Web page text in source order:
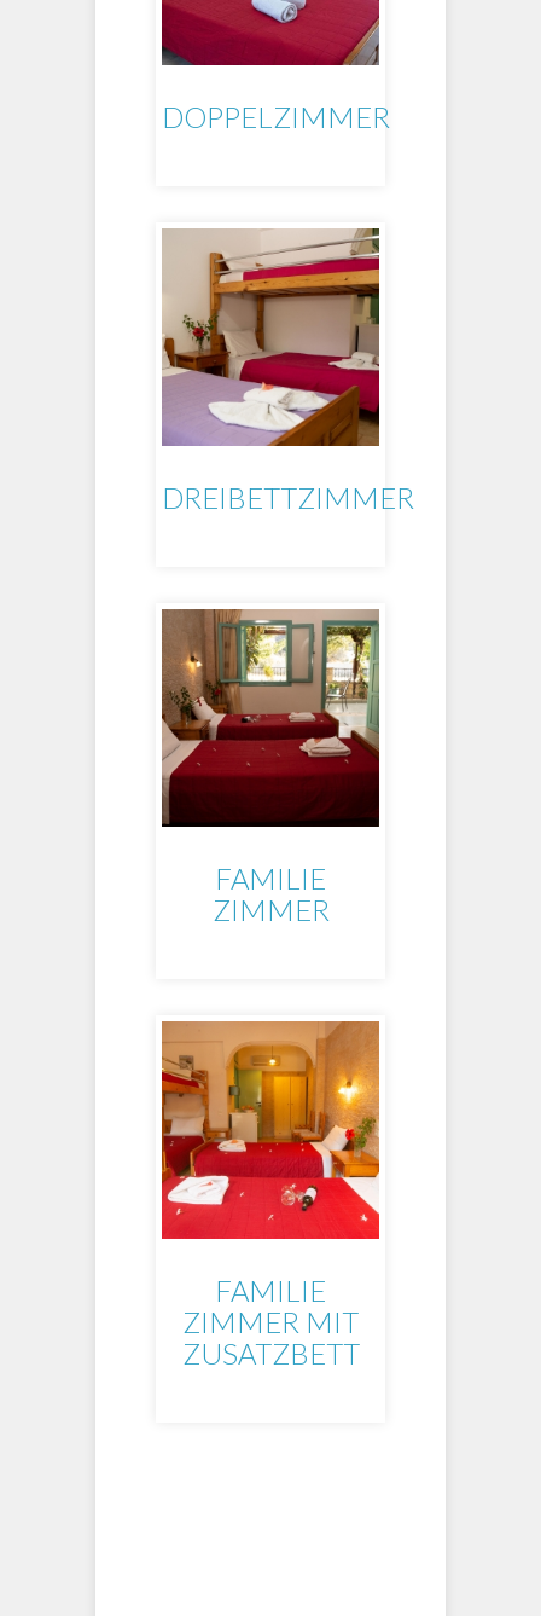
DOPPELZIMMER
DREIBETTZIMMER
FAMILIE
ZIMMER
FAMILIE
ZIMMER MIT
ZUSATZBETT